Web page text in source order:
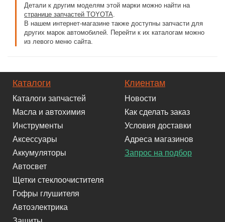
Детали к другим моделям этой марки можно найти на
странице запчастей TOYOTA.
В нашем интернет-магазине также доступны запчасти для
других марок автомобилей. Перейти к их каталогам можно
из левого меню сайта.
Каталоги
Каталоги запчастей
Масла и автохимия
Инструменты
Аксессуары
Аккумуляторы
Автосвет
Щетки стеклоочистителя
Гофры глушителя
Автоэлектрика
Клиентам
Новости
Как сделать заказ
Условия доставки
Адреса магазинов
Запрос на подбор